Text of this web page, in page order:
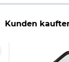
Kunden